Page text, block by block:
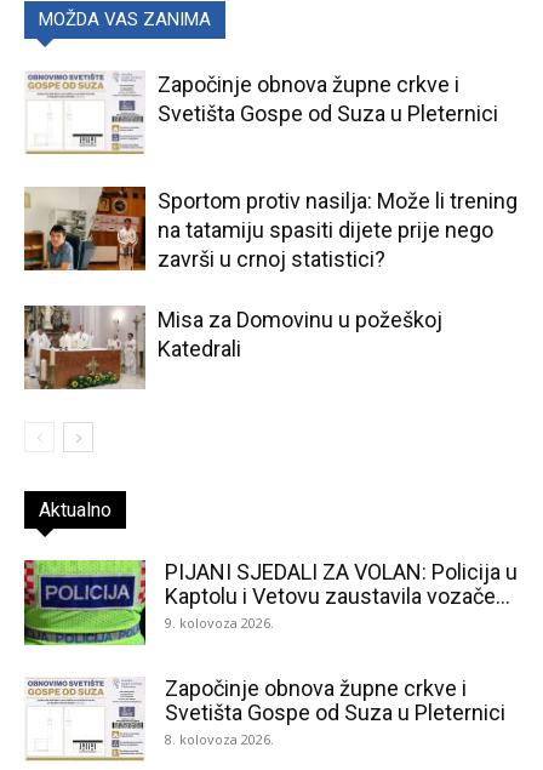
MOŽDA VAS ZANIMA
Započinje obnova župne crkve i
Svetišta Gospe od Suza u Pleternici
Sportom protiv nasilja: Može li trening
na tatamiju spasiti dijete prije nego
završi u crnoj statistici?
Misa za Domovinu u požeškoj
Katedrali
Aktualno
PIJANI SJEDALI ZA VOLAN: Policija u
Kaptolu i Vetovu zaustavila vozače...
9. kolovoza 2026.
Započinje obnova župne crkve i
Svetišta Gospe od Suza u Pleternici
8. kolovoza 2026.